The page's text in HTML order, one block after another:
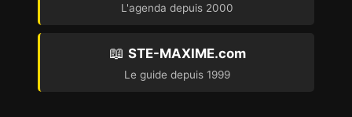
L'agenda depuis 2000
📖 STE-MAXIME.com
Le guide depuis 1999